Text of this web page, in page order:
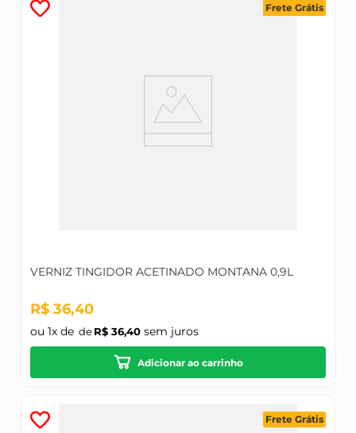
Frete Grátis
VERNIZ TINGIDOR ACETINADO MONTANA 0,9L
R$ 36,40
ou 1x de R$ 36,40sem juros
Adicionar ao carrinho
Frete Grátis